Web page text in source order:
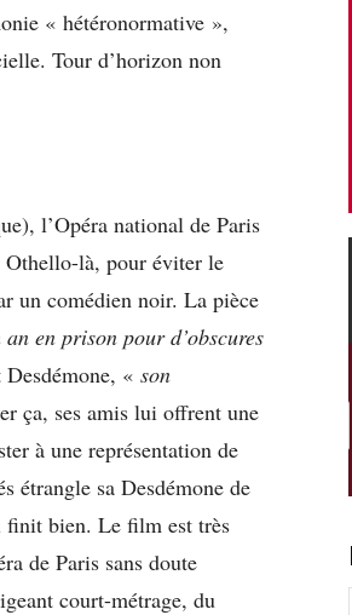
« hétéronormative »,
Tour d’horizon non
l’Opéra national de Paris
là, pour éviter le
un comédien noir. La pièce
en prison pour d’obscures
« son
ça, ses amis lui offrent une
à une représentation de
étrangle sa Desdémone de
finit bien. Le film est très
de Paris sans doute
court-métrage, du